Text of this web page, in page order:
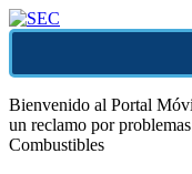
Bienvenido al Portal
un reclamo por
Combustibles